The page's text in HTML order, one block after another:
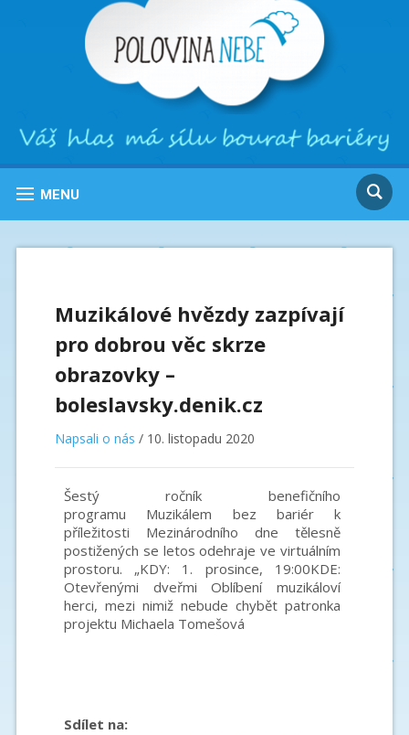
MENU
Muzikálové hvězdy zazpívají
pro dobrou věc skrze
obrazovky –
boleslavsky.denik.cz
Napsali o nás / 10. listopadu 2020
Šestý ročník benefičního
programu Muzikálem bez bariérk
příležitosti Mezinárodního dne tělesně
postižených se letos odehraje ve virtuálním
prostoru. „KDY: 1. prosince, 19:00KDE:
Otevřenými dveřmi Oblíbení muzikáloví
herci, mezi nimiž nebude chybět patronka
projektu Michaela Tomešová
Sdílet na: